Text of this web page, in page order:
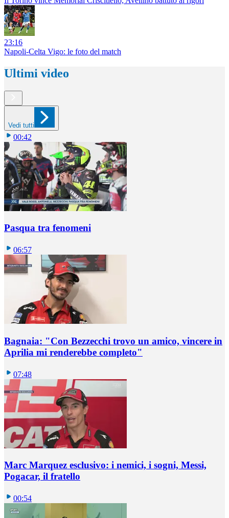
23:16
Napoli-Celta Vigo: le foto del match
Ultimi video
Vedi tutti
00:42
Pasqua tra fenomeni
06:57
Bagnaia: "Con Bezzecchi trovo un amico, vincere in
Aprilia mi renderebbe completo"
07:48
Marc Marquez esclusivo: i nemici, i sogni, Messi,
Pogacar, il fratello
00:54